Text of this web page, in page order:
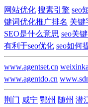
网站优化 搜素引擎 seo
键词优化推广排名 关键
SEO是什么意思 seo关
有利于seo优化 seo如何
www.agentset.cn
www.agentdo.cn
荆门 咸宁 鄂州 随州 潜